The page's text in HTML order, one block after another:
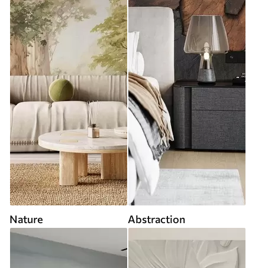
Nature Abstraction